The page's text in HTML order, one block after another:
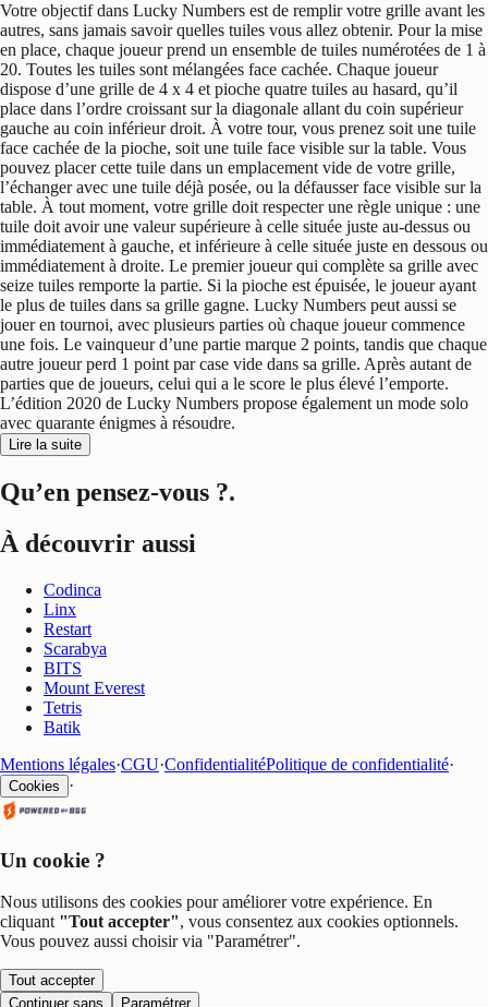
Votre objectif dans Lucky Numbers est de remplir votre grille avant les
autres, sans jamais savoir quelles tuiles vous allez obtenir. Pour la mise
en place, chaque joueur prend un ensemble de tuiles numérotées de 1 à
20. Toutes les tuiles sont mélangées face cachée. Chaque joueur
dispose d’une grille de 4 x 4 et pioche quatre tuiles au hasard, qu’il
place dans l’ordre croissant sur la diagonale allant du coin supérieur
gauche au coin inférieur droit. À votre tour, vous prenez soit une tuile
face cachée de la pioche, soit une tuile face visible sur la table. Vous
pouvez placer cette tuile dans un emplacement vide de votre grille,
l’échanger avec une tuile déjà posée, ou la défausser face visible sur la
table. À tout moment, votre grille doit respecter une règle unique : une
tuile doit avoir une valeur supérieure à celle située juste au-dessus ou
immédiatement à gauche, et inférieure à celle située juste en dessous ou
immédiatement à droite. Le premier joueur qui complète sa grille avec
seize tuiles remporte la partie. Si la pioche est épuisée, le joueur ayant
le plus de tuiles dans sa grille gagne. Lucky Numbers peut aussi se
jouer en tournoi, avec plusieurs parties où chaque joueur commence
une fois. Le vainqueur d’une partie marque 2 points, tandis que chaque
autre joueur perd 1 point par case vide dans sa grille. Après autant de
parties que de joueurs, celui qui a le score le plus élevé l’emporte.
L’édition 2020 de Lucky Numbers propose également un mode solo
avec quarante énigmes à résoudre.
Lire la suite
Qu’en pensez-vous ?.
À découvrir aussi
Codinca
Linx
Restart
Scarabya
BITS
Mount Everest
Tetris
Batik
Mentions légales·CGU·ConfidentialitéPolitique de confidentialité·
Cookies ·
Un cookie ?
Nous utilisons des cookies pour améliorer votre expérience. En
cliquant "Tout accepter", vous consentez aux cookies optionnels.
Vous pouvez aussi choisir via "Paramétrer".
Tout accepter
Continuer sans
Paramétrer